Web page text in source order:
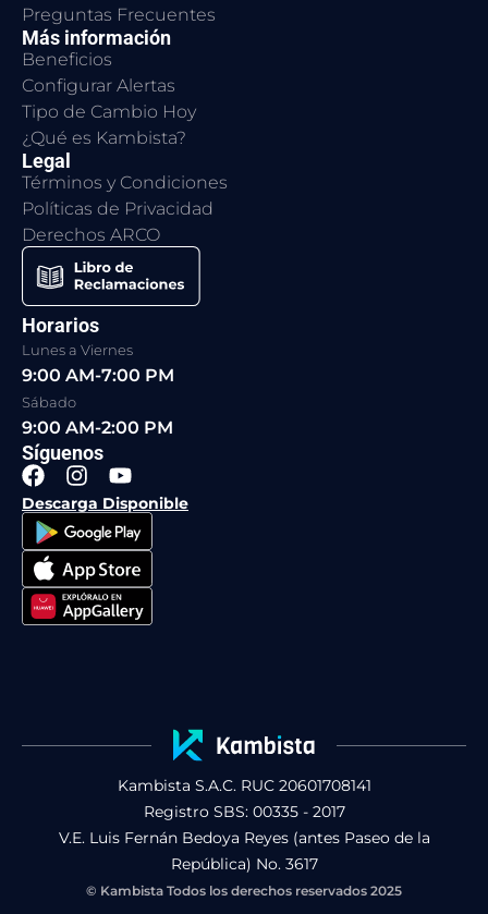
Preguntas Frecuentes
Más información
Beneficios
Configurar Alertas
Tipo de Cambio Hoy
¿Qué es Kambista?
Legal
Términos y Condiciones
Políticas de Privacidad
Derechos ARCO
Horarios
Lunes a Viernes
9:00 AM-7:00 PM
Sábado
9:00 AM-2:00 PM
Síguenos
F
a
c
e
b
o
o
k
I
n
s
t
a
g
r
a
Y
o
u
t
u
b
e
Descarga Disponible
Kambista S.A.C. RUC 20601708141
Registro SBS: 00335 - 2017
V.E. Luis Fernán Bedoya Reyes (antes Paseo de la
República) No. 3617
© Kambista Todos los derechos reservados 2025